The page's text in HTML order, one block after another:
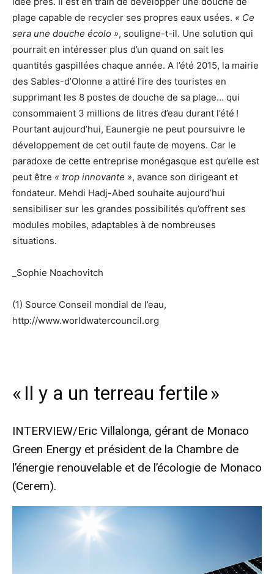
plage capable de recycler ses propres eaux usées. « Ce
sera une douche écolo », souligne-t-il. Une solution qui
pourrait en intéresser plus d’un quand on sait les
quantités gaspillées chaque année. A l’été 2015, la mairie
des Sables-d’Olonne a attiré l’ire des touristes en
supprimant les 8 postes de douche de sa plage… qui
consommaient 3 millions de litres d’eau durant l’été !
Pourtant aujourd’hui, Eaunergie ne peut poursuivre le
développement de cet outil faute de moyens. Car le
paradoxe de cette entreprise monégasque est qu’elle est
peut être « trop innovante », avance son dirigeant et
fondateur. Mehdi Hadj-Abed souhaite aujourd’hui
sensibiliser sur les grandes possibilités qu’offrent ses
modules mobiles, adaptables à de nombreuses
situations.
_Sophie Noachovitch
(1) Source Conseil mondial de l’eau,
http://www.worldwatercouncil.org
« Il y a un terreau fertile »
INTERVIEW/Eric Villalonga, gérant de Monaco
Green Energy et président de la Chambre de
l’énergie renouvelable et de l’écologie de Monaco
(Cerem).